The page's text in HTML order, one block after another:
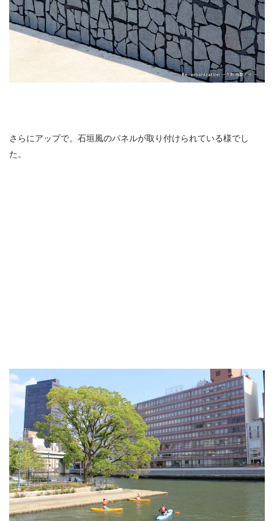
さらにアップで。石垣風のパネルが取り付けられている様でし
た。